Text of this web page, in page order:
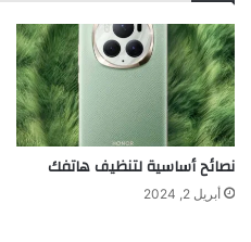
نصائح أساسية لتنظيف هاتفك
أبريل 2, 2024